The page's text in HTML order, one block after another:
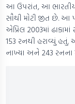
આ ઉપરાંત, આ ભારતીય
સૌથી મોટી જીત છે. આ
એપ્રિલ 2003માં
153 રનથી હરાવ્યું હતું.
નાખ્યા અને 243 રનના